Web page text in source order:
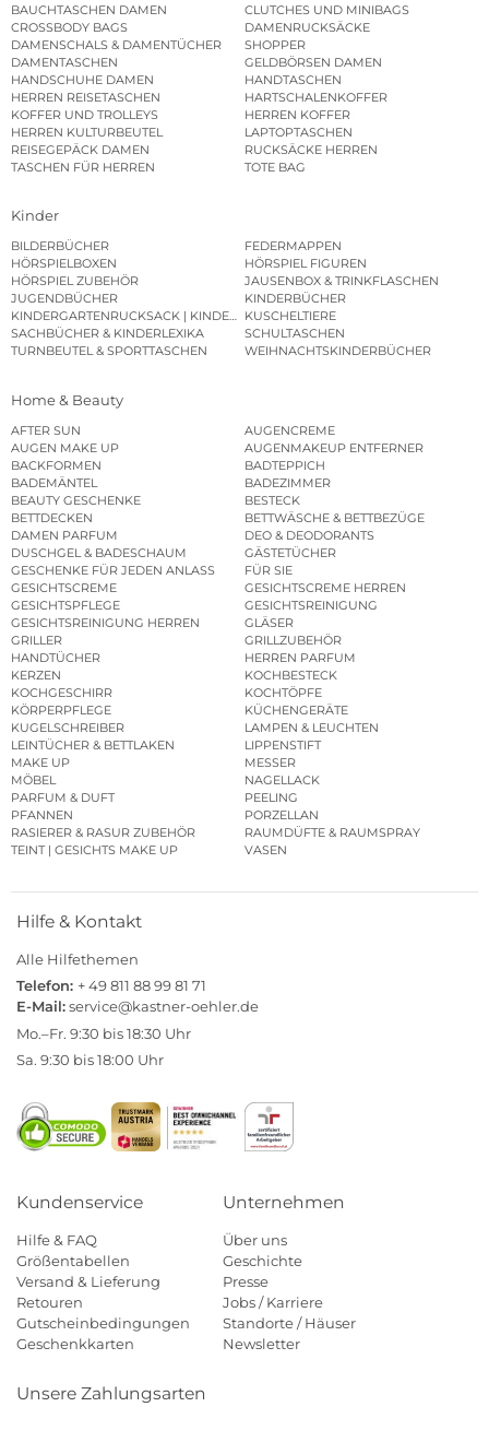
BAUCHTASCHEN DAMEN
CLUTCHES UND MINIBAGS
CROSSBODY BAGS
DAMENRUCKSÄCKE
DAMENSCHALS & DAMENTÜCHER
SHOPPER
DAMENTASCHEN
GELDBÖRSEN DAMEN
HANDSCHUHE DAMEN
HANDTASCHEN
HERREN REISETASCHEN
HARTSCHALENKOFFER
KOFFER UND TROLLEYS
HERREN KOFFER
HERREN KULTURBEUTEL
LAPTOPTASCHEN
REISEGEPÄCK DAMEN
RUCKSÄCKE HERREN
TASCHEN FÜR HERREN
TOTE BAG
Kinder
BILDERBÜCHER
FEDERMAPPEN
HÖRSPIELBOXEN
HÖRSPIEL FIGUREN
HÖRSPIEL ZUBEHÖR
JAUSENBOX & TRINKFLASCHEN
JUGENDBÜCHER
KINDERBÜCHER
KINDERGARTENRUCKSACK | KINDERGARTENBEUTEL
KUSCHELTIERE
SACHBÜCHER & KINDERLEXIKA
SCHULTASCHEN
TURNBEUTEL & SPORTTASCHEN
WEIHNACHTSKINDERBÜCHER
Home & Beauty
AFTER SUN
AUGENCREME
AUGEN MAKE UP
AUGENMAKEUP ENTFERNER
BACKFORMEN
BADTEPPICH
BADEMÄNTEL
BADEZIMMER
BEAUTY GESCHENKE
BESTECK
BETTDECKEN
BETTWÄSCHE & BETTBEZÜGE
DAMEN PARFUM
DEO & DEODORANTS
DUSCHGEL & BADESCHAUM
GÄSTETÜCHER
GESCHENKE FÜR JEDEN ANLASS
FÜR SIE
GESICHTSCREME
GESICHTSCREME HERREN
GESICHTSPFLEGE
GESICHTSREINIGUNG
GESICHTSREINIGUNG HERREN
GLÄSER
GRILLER
GRILLZUBEHÖR
HANDTÜCHER
HERREN PARFUM
KERZEN
KOCHBESTECK
KOCHGESCHIRR
KOCHTÖPFE
KÖRPERPFLEGE
KÜCHENGERÄTE
KUGELSCHREIBER
LAMPEN & LEUCHTEN
LEINTÜCHER & BETTLAKEN
LIPPENSTIFT
MAKE UP
MESSER
MÖBEL
NAGELLACK
PARFUM & DUFT
PEELING
PFANNEN
PORZELLAN
RASIERER & RASUR ZUBEHÖR
RAUMDÜFTE & RAUMSPRAY
TEINT | GESICHTS MAKE UP
VASEN
Hilfe & Kontakt
Alle Hilfethemen
Telefon: + 49 811 88 99 81 71
E-Mail:service@kastner-oehler.de
Mo.–Fr. 9:30 bis 18:30 Uhr
Sa. 9:30 bis 18:00 Uhr
Kundenservice
Hilfe & FAQ
Größentabellen
Versand & Lieferung
Retouren
Gutscheinbedingungen
Geschenkkarten
Unternehmen
Über uns
Geschichte
Presse
Jobs / Karriere
Standorte / Häuser
Newsletter
Unsere Zahlungsarten